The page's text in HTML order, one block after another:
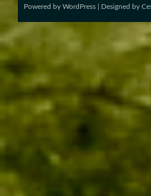
Powered by WordPress | Designed by